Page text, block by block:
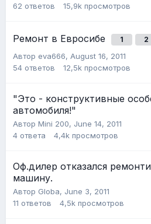
62 ответов 15,9k просмотров
Ремонт в Евросибе 1 2
Автор eva666, August 16, 2011
54 ответов 12,5k просмотров
"Это - конструктивные
автомобиля!"
Автор Mini 200, June 14, 2011
4 ответа 4,4k просмотров
Оф.дилер отказался
машину.
Автор Globa, June 3, 2011
11 ответов 4,5k просмотров